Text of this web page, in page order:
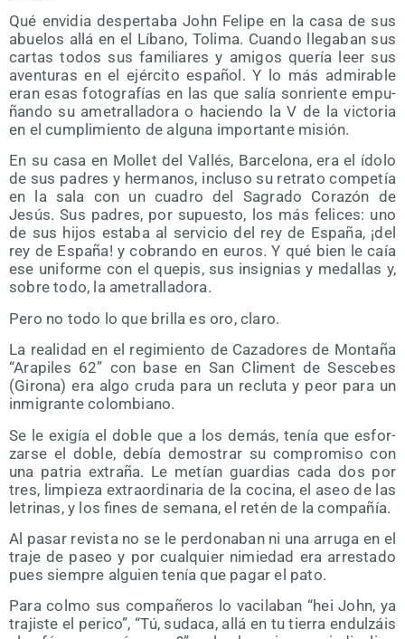
Qué envi­dia des­per­ta­ba John Feli­pe en la casa de sus
abue­los allá en el Líbano, Toli­ma. Cuan­do lle­ga­ban sus
car­tas todos sus fami­lia­res y ami­gos que­ría leer sus
aven­tu­ras en el ejér­ci­to espa­ñol. Y lo más admi­ra­ble
eran esas foto­gra­fías en las que salía son­rien­te empu­
ñan­do su ame­tra­lla­do­ra o hacien­do la V de la vic­to­ria
en el cum­pli­mien­to de algu­na impor­tan­te misión.
En su casa en Mollet del Vallés, Bar­ce­lo­na, era el ído­lo
de sus padres y her­ma­nos, inclu­so su retra­to com­pe­tía
en la sala con un cua­dro del Sagra­do Cora­zón de
Jesús. Sus padres, por supues­to, los más feli­ces: uno
de sus hijos esta­ba al ser­vi­cio del rey de Espa­ña, ¡del
rey de Espa­ña! y cobran­do en euros. Y qué bien le caía
ese uni­for­me con el que­pis, sus insig­nias y meda­llas y,
sobre todo, la ametralladora.
Pero no todo lo que bri­lla es oro, claro.
La reali­dad en el regi­mien­to de Caza­do­res de Mon­ta­ña
“Ara­pi­les 62” con base en San Cli­ment de Ses­ce­bes
(Giro­na) era algo cru­da para un reclu­ta y peor para un
inmi­gran­te colombiano.
Se le exi­gía el doble que a los demás, tenía que esfor­
zar­se el doble, debía demos­trar su com­pro­mi­so con
una patria extra­ña. Le metían guar­dias cada dos por
tres, lim­pie­za extra­or­di­na­ria de la coci­na, el aseo de las
letri­nas, y los fines de sema­na, el retén de la compañía.
Al pasar revis­ta no se le per­do­na­ban ni una arru­ga en el
tra­je de paseo y por cual­quier nimie­dad era arres­ta­do
pues siem­pre alguien tenía que pagar el pato.
Para col­mo sus com­pa­ñe­ros lo vaci­la­ban “hei John, ya
tra­jis­te el peri­co”, “Tú, suda­ca, allá en tu tie­rra endul­záis